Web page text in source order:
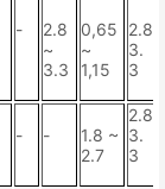
-
2.8
~
3.3
0,65
~
1,15
2.8
3.
3
- -
1.8 ~
2.7
2.8
3.
3